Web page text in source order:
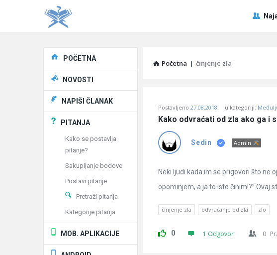
Pitaj
Početna | činjenje zla
Učene
Latest
Pitanja
Postavljeno 27.08.2018 u kategoriji:
Kako odvraćati od zla ako ga i
Sedin Admin
Neki ljudi kada im se prigovori što ne
opominjem, a ja to isto činim!?” Ovaj
činjenje zla odvraćanje od zla zlo
0 1 Odgovor 0
Explore
POČETNA
NOVOSTI
NAPIŠI ČLANAK
PITANJA
Kako se postavlja
pitanje?
Sakupljanje bodove
Postavi pitanje
Pretraži pitanja
Kategorije pitanja
MOB. APLIKACIJE